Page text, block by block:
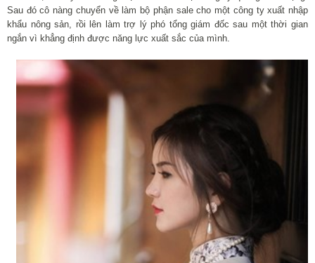
Sau đó cô nàng chuyển về làm bộ phận sale cho một công ty xuất nhập
khẩu nông sản, rồi lên làm trợ lý phó tổng giám đốc sau một thời gian
ngắn vì khẳng định được năng lực xuất sắc của mình.